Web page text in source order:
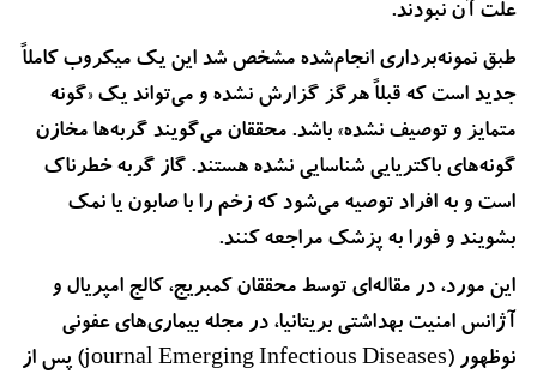
علت آن نبودند.
طبق نمونه‌برداری انجام‌شده مشخص شد این یک میکروب کاملاً
جدید است که قبلاً هرگز گزارش نشده و می‌تواند یک «گونه
متمایز و توصیف نشده» باشد. محققان می‌گویند گربه‌ها مخازن
گونه‌های باکتریایی شناسایی نشده هستند. گاز گربه خطرناک
است و به افراد توصیه می‌شود که زخم را با صابون یا نمک
بشویند و فورا به پزشک مراجعه کنند.
این مورد، در مقاله‌ای توسط محققان کمبریج، کالج امپریال و
آژانس امنیت بهداشتی بریتانیا، در مجله بیماری‌های عفونی
نوظهور (journal Emerging Infectious Diseases) پس از